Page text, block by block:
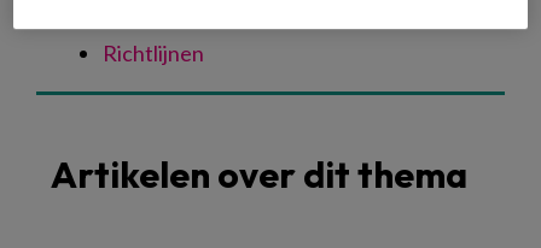
Richtlijnen
Artikelen over dit thema